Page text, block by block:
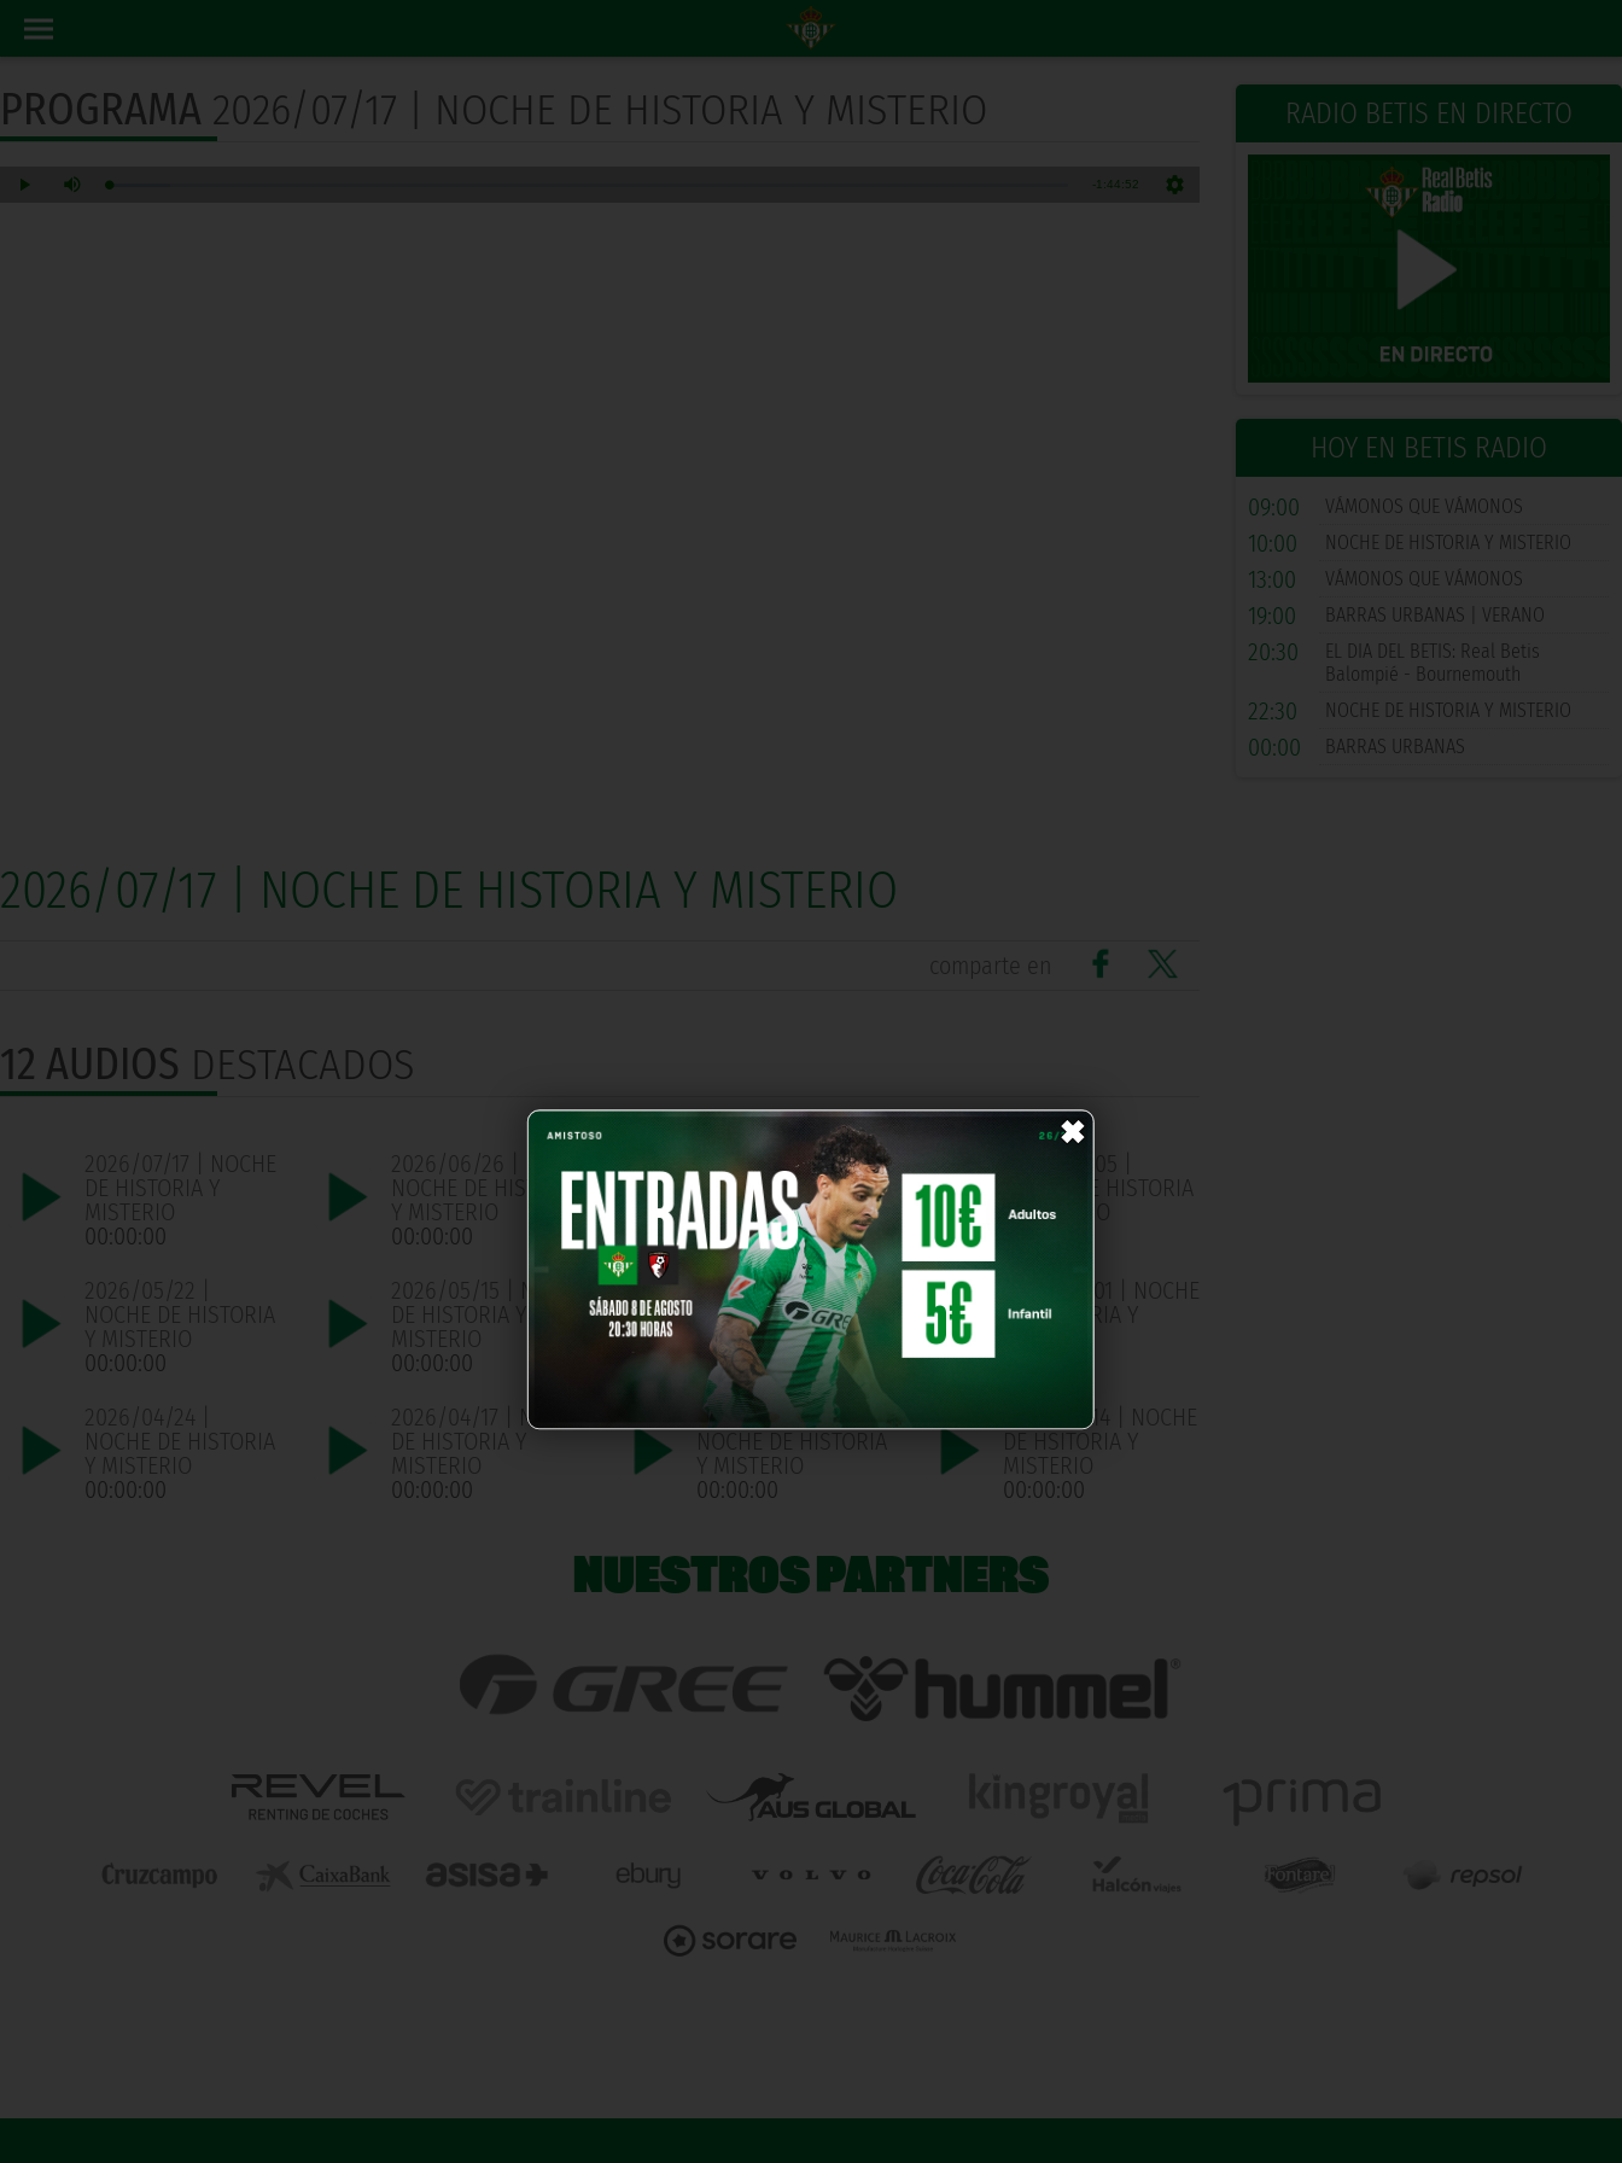
×
RADIO BETIS EN DIRECTO
HOY EN BETIS RADIO
09:00 VÁMONOS QUE VÁMONOS
10:00 NOCHE DE HISTORIA Y MISTERIO
13:00 VÁMONOS QUE VÁMONOS
19:00 BARRAS URBANAS | VERANO
20:30
EL DIA DEL BETIS: Real Betis
Balompié - Bournemouth
22:30 NOCHE DE HISTORIA Y MISTERIO
00:00 BARRAS URBANAS
PROGRAMA 2026/07/17 | NOCHE DE HISTORIA Y MISTERIO
2026/07/17 | NOCHE DE HISTORIA Y MISTERIO
comparte en
12 AUDIOS DESTACADOS
2026/07/17 | NOCHE
DE HISTORIA Y
MISTERIO
00:00:00
2026/06/26 |
NOCHE DE HISTORIA
Y MISTERIO
00:00:00
2026/06/12 | NOCHE
DE HISTORIA Y
MISTERIO
00:00:00
NOCHE DE HISTORIA
Y MISTERIO
2026/05/22 |
NOCHE DE HISTORIA
Y MISTERIO
00:00:00
2026/05/15 | NOCHE
DE HISTORIA Y
MISTERIO
00:00:00
2026/05/08 |
NOCHE DE HISTORIA
Y MISTERIO
00:00:00
2026/05/01 | NOCHE
DE HISTORIA Y
2026/04/24 |
NOCHE DE HISTORIA
Y MISTERIO
00:00:00
2026/04/17 | NOCHE
DE HISTORIA Y
MISTERIO
00:00:00
2026/04/03 |
NOCHE DE HISTORIA
Y MISTERIO
00:00:00
2025/03/14 | NOCHE
DE HSITORIA Y
MISTERIO
00:00:00
NUESTROS PARTNERS